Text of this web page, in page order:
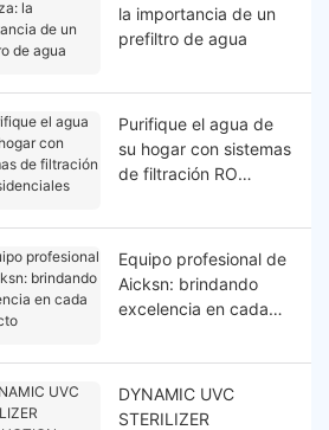
la importancia de un
prefiltro de agua
Purifique el agua de
su hogar con sistemas
de filtración RO
Equipo profesional de
Aicksn: brindando
excelencia en cada
DYNAMIC UVC
STERILIZER